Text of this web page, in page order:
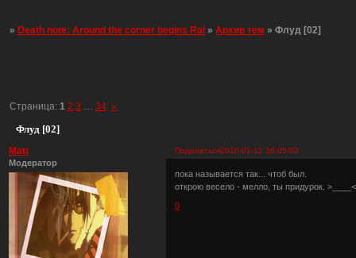
»Death note: Around the corner begins Rai »Архив тем »Флуд [02]
Флуд [02]
Страница: 1 2 3 34 »
Поделиться2010-01-12 16:05:03
Matt
Модератор
пока называется так... чтоб был.
открою весело - мелло, ты придурок.
0